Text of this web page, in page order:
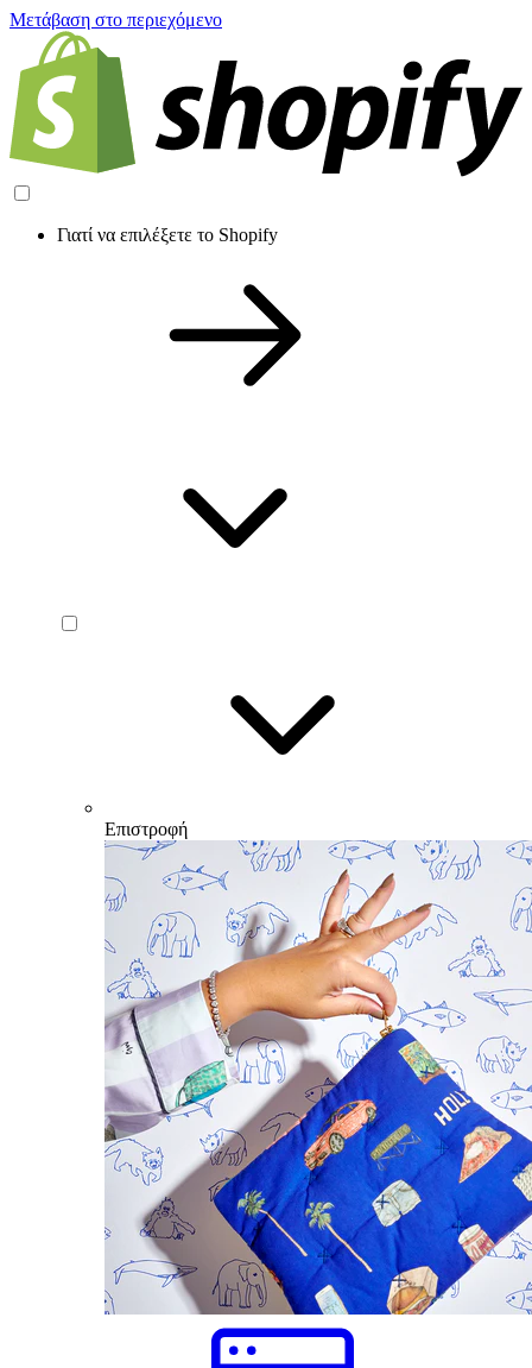
Μετάβαση στο περιεχόμενο
Γιατί να επιλέξετε το Shopify
Επιστροφή